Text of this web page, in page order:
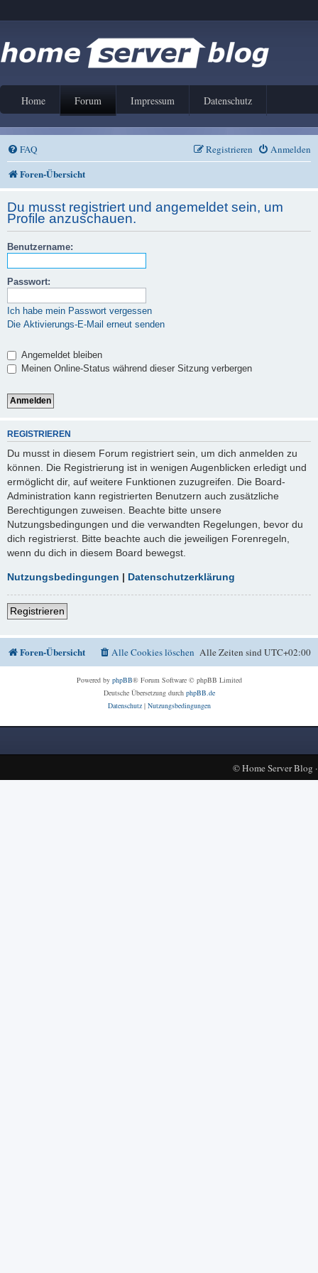
Home Forum Impressum Datenschutz
FAQ Anmelden
Registrieren
Foren-Übersicht
Du musst registriert und angemeldet sein, um
Profile anzuschauen.
Benutzername:
Passwort:
Ich habe mein Passwort vergessen
Die Aktivierungs-E-Mail erneut senden
Angemeldet bleiben
Meinen Online-Status während dieser Sitzung verbergen
REGISTRIEREN
Du musst in diesem Forum registriert sein, um dich anmelden zu
können. Die Registrierung ist in wenigen Augenblicken erledigt und
ermöglicht dir, auf weitere Funktionen zuzugreifen. Die Board-
Administration kann registrierten Benutzern auch zusätzliche
Berechtigungen zuweisen. Beachte bitte unsere
Nutzungsbedingungen und die verwandten Regelungen, bevor du
dich registrierst. Bitte beachte auch die jeweiligen Forenregeln,
wenn du dich in diesem Board bewegst.
Nutzungsbedingungen | Datenschutzerklärung
Registrieren
Foren-Übersicht Alle Zeiten sindUTC+02:00
Alle Cookies löschen
Powered by phpBB® Forum Software © phpBB Limited
Deutsche Übersetzung durch phpBB.de
Datenschutz| Nutzungsbedingungen
©Home Server Blog